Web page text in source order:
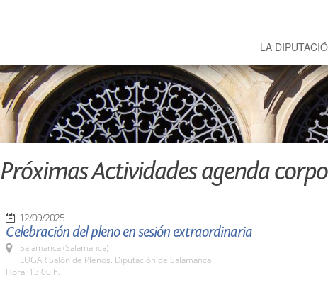
LA
Próximas Actividades agenda
12/09/2025
Celebración del pleno en sesión extraordinaria
Salamanca (Salamanca)
LUGAR Salón de Plenos. Diputación de Salamanca
Hora: 13:00 h.